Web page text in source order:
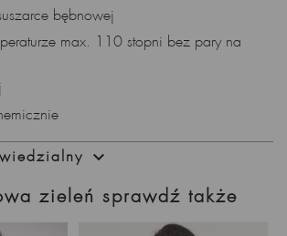
Ruchu:
zapewnia pełen komfort i swobodę ruchu,
wiernym najnowszym trendom
– Ciepło i Przyjemność:
grubej bawełnianej dzianiny dresowej
się doskonale w chłodniejsze dni, oferując
przyjemność noszenia.
bębnowej
max. 110 stopni bez pary na

zieleń sprawdź także